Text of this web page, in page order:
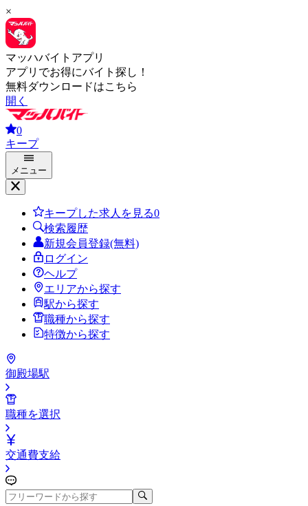
×
マッハバイトアプリ
アプリでお得にバイト探し！
無料ダウンロードはこちら
開く
0
キープ
メニュー
キープした求人を見る0
検索履歴
新規会員登録(無料)
ログイン
ヘルプ
エリアから探す
駅から探す
職種から探す
特徴から探す
御殿場駅
職種を選択
交通費支給